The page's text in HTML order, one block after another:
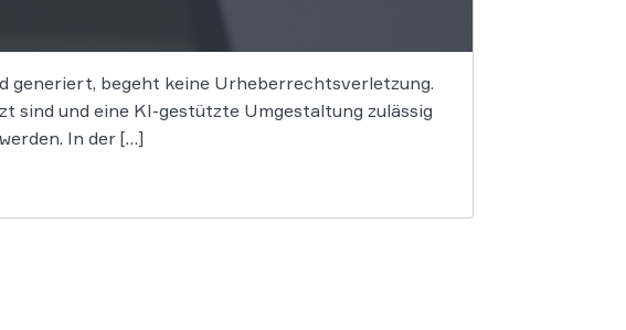
generiert, begeht keine Urheberrechtsverletzung.
sind und eine KI-gestützte Umgestaltung zulässig
In der […]